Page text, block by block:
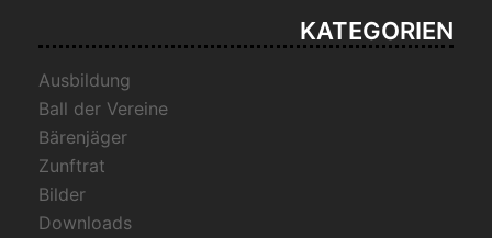
KATEGORIEN
Ausbildung
Ball der Vereine
Bärenjäger
Zunftrat
Bilder
Downloads